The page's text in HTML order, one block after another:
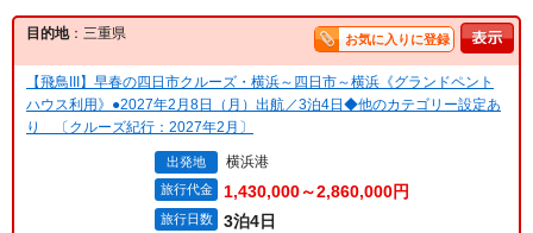
目的地：三重県 お気に入りに登録
【飛鳥III】早春の四日市クルーズ・横浜～四日市～横浜《グランドペント
ハウス利用》●2027年2月8日（月）出航／3泊4日◆他のカテゴリー設定あ
り 〔クルーズ紀行：2027年2月〕
出発地 横浜港
旅行代金 1,430,000～2,860,000円
旅行日数 3泊4日